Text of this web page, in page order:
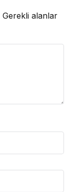
Gerekli alanlar